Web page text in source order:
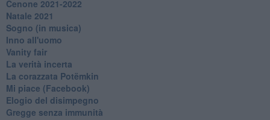
Cenone 2021-2022
Natale 2021
Sogno (in musica)
Inno all'uomo
Vanity fair
La verità incerta
La corazzata Potëmkin
Mi piace (Facebook)
Elogio del disimpegno
Gregge senza immunità